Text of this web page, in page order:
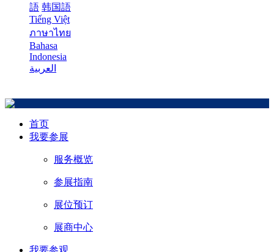
語 韩国語
Tiếng Việt
ภาษาไทย
Bahasa
Indonesia
العربية
首页
我要参展
服务概览
参展指南
展位预订
展商中心
我要参观